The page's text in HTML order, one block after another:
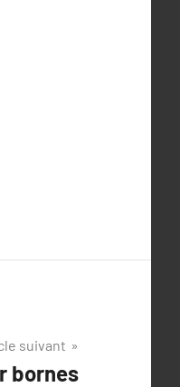
suivant
bornes